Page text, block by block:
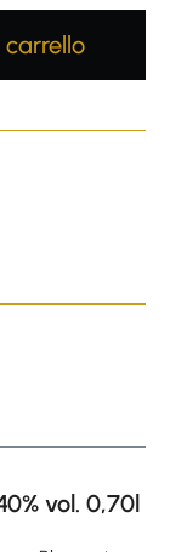
the
vol. 0,70l